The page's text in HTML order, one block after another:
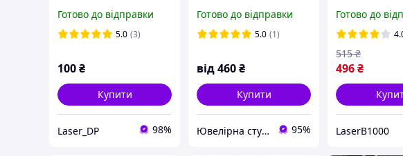
вашого жетона
Готово до відправки
5.0 (3)
100₴
Купити
Laser_DP 98%
Готово до відправки
5.0 (1)
від460₴
Купити
Ювелірна студія BeLegend 95%
очі
Готово до
496₴
515 ₴
LaserB1000